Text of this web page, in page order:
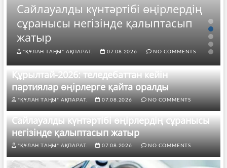
Сайлауалды күнтәртібі өңірлердің
сұранысы негізінде қалыптасып
жатыр
"ҚҰЛАН ТАҢЫ" АҚПАРАТ. 07.08.2026 NO COMMENTS
Құрылтай-2026: теледебаттан кейін
партиялар өңірлерге қайта оралды
"ҚҰЛАН ТАҢЫ" АҚПАРАТ. 07.08.2026 NO COMMENTS
Сайлауалды күнтәртібі өңірлердің сұранысы
негізінде қалыптасып жатыр
"ҚҰЛАН ТАҢЫ" АҚПАРАТ. 07.08.2026 NO COMMENTS